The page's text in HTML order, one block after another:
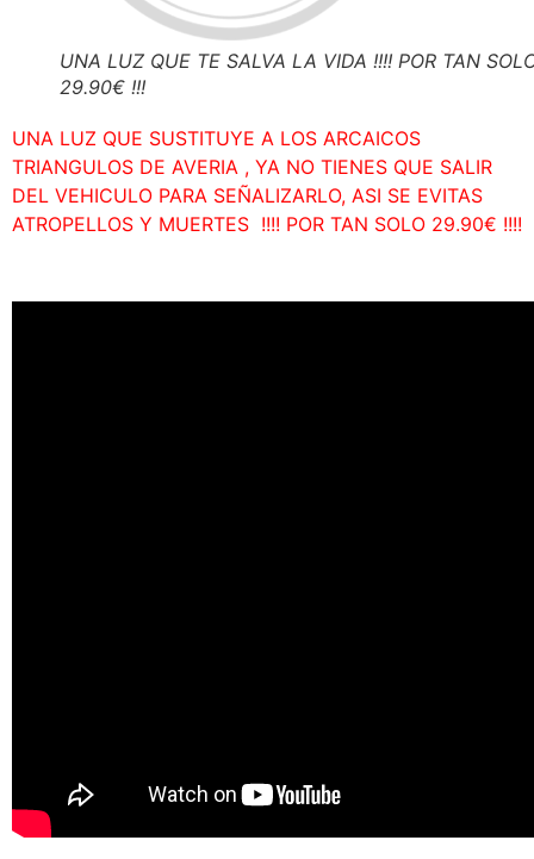
UNA LUZ QUE TE SALVA LA VIDA !!!! POR TAN
29.90€ !!!
UNA LUZ QUE SUSTITUYE A LOS ARCAICOS
TRIANGULOS DE AVERIA , YA NO TIENES QUE SALIR
DEL VEHICULO PARA SEÑALIZARLO, ASI SE EVITAS
ATROPELLOS Y MUERTES !!!! POR TAN SOLO 29.90€ !!!!